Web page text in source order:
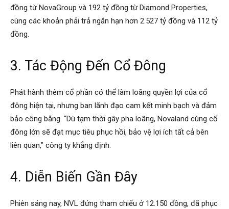
đồng từ NovaGroup và 192 tỷ đồng từ Diamond Properties,
cùng các khoản phải trả ngắn hạn hơn 2.527 tỷ đồng và 112 tỷ
đồng.
3. Tác Động Đến Cổ Đông
Phát hành thêm cổ phần có thể làm loãng quyền lợi của cổ
đông hiện tại, nhưng ban lãnh đạo cam kết minh bạch và đảm
bảo công bằng. “Dù tạm thời gây pha loãng, Novaland cùng cổ
đông lớn sẽ đạt mục tiêu phục hồi, bảo vệ lợi ích tất cả bên
liên quan,” công ty khẳng định.
4. Diễn Biến Gần Đây
Phiên sáng nay, NVL đứng tham chiếu ở 12.150 đồng, đã phục